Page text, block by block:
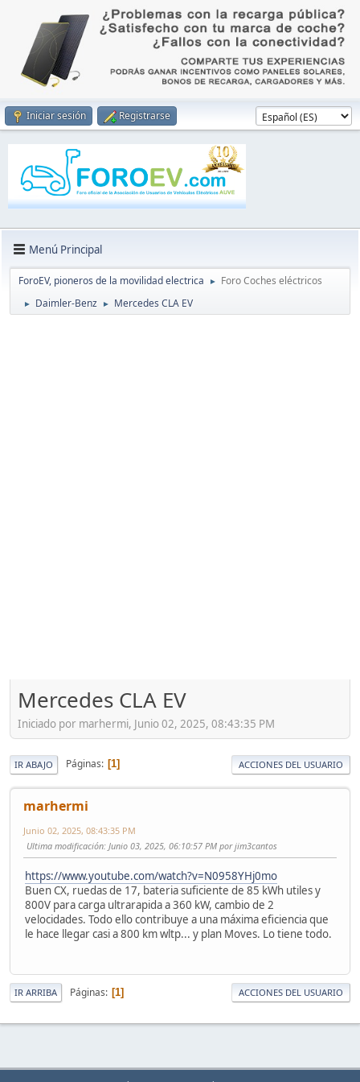
Iniciar sesión Registrarse
Menú Principal
ForoEV, pioneros de la movilidad electrica ► Foro Coches eléctricos
► Daimler-Benz ► Mercedes CLA EV
Mercedes CLA EV
Iniciado por marhermi, Junio 02, 2025, 08:43:35 PM
IR ABAJO Páginas 1 ACCIONES DEL USUARIO
marhermi
Junio 02, 2025, 08:43:35 PM
Ultima modificación: Junio 03, 2025, 06:10:57 PM por jim3cantos
https://www.youtube.com/watch?v=N0958YHj0mo
Buen CX, ruedas de 17, bateria suficiente de 85 kWh utiles y
800V para carga ultrarapida a 360 kW, cambio de 2
velocidades. Todo ello contribuye a una máxima eficiencia que
le hace llegar casi a 800 km wltp... y plan Moves. Lo tiene todo.
IR ARRIBA Páginas 1 ACCIONES DEL USUARIO